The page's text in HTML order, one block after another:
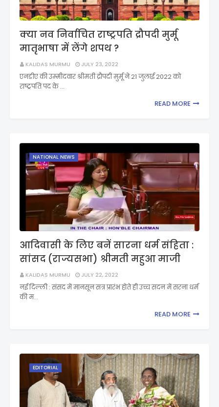
क्या नव निर्वाचित राष्ट्रपति द्रौपदी मुर्मू
मातृभाषा में लेंगे शपथ ?
KALIDAS MURMU JULY 23, 2022
एनडीए की उम्मीदवार श्रीमती द्रौपदी मुर्मू ने 21 जुलाई 2022 को
राष्ट्रपति पद के …
READ MORE
NATIONAL NEWS
आदिवासी के लिए बनें सारना धर्म संहिता :
सांसद (राज्यसभा) श्रीमती महुआ माजी
KALIDAS MURMU JULY 22, 2022
नई दिल्ली : संसद में मानसून सत्र प्रारंभ होते ही उच्च सदन में सरना धर्म
की म…
READ MORE
EDITORIAL